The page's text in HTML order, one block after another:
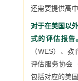
还需要提供高中
对于在美国以
式的评估报告
（WES）、
评估服务协会
包括对应的美